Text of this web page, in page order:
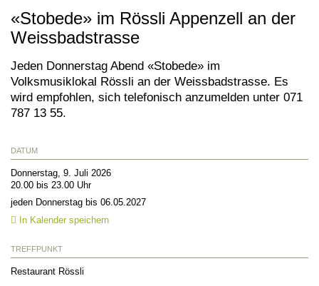
«Stobede» im Rössli Appenzell an der
Weissbadstrasse
Jeden Donnerstag Abend «Stobede» im
Volksmusiklokal Rössli an der Weissbadstrasse. Es
wird empfohlen, sich telefonisch anzumelden unter 071
787 13 55.
DATUM
Donnerstag, 9. Juli 2026
20.00 bis 23.00 Uhr
jeden Donnerstag bis 06.05.2027
In Kalender speichern
TREFFPUNKT
Restaurant Rössli